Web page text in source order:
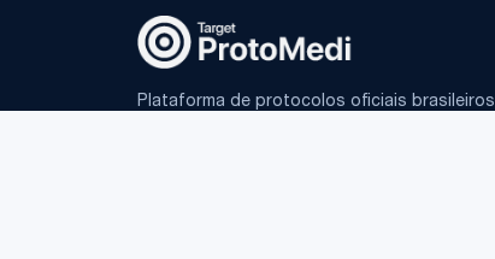
Plataforma de protocolos oficiais brasileiros